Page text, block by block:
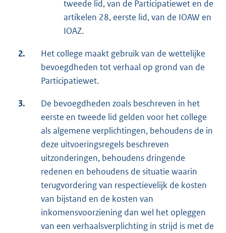
tweede lid, van de Participatiewet en de
artikelen 28, eerste lid, van de IOAW en
IOAZ.
2.
Het college maakt gebruik van de wettelijke
bevoegdheden tot verhaal op grond van de
Participatiewet.
3.
De bevoegdheden zoals beschreven in het
eerste en tweede lid gelden voor het college
als algemene verplichtingen, behoudens de in
deze uitvoeringsregels beschreven
uitzonderingen, behoudens dringende
redenen en behoudens de situatie waarin
terugvordering van respectievelijk de kosten
van bijstand en de kosten van
inkomensvoorziening dan wel het opleggen
van een verhaalsverplichting in strijd is met de